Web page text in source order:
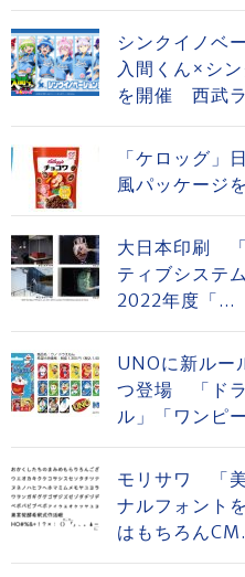
シンクイノベ
入間くん×シン
を開催 西武
「ケロッグ
風パッケージ
大日本印刷
ティブシステ
2022年度「...
UNOに新ル
つ登場 「ド
ル」「ワンピ
モリサワ 「
ナルフォント
はもちろん